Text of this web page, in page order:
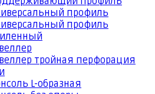
профиль
профиль
тройная перфорация
L-образная